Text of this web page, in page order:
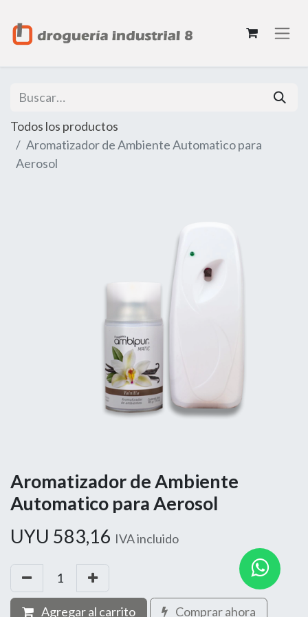
Todos los productos
Aromatizador de Ambiente Automatico para
Aerosol
Aromatizador de Ambiente
Automatico para Aerosol
UYU 583,16 IVA incluido
Agregar al carrito Comprar ahora